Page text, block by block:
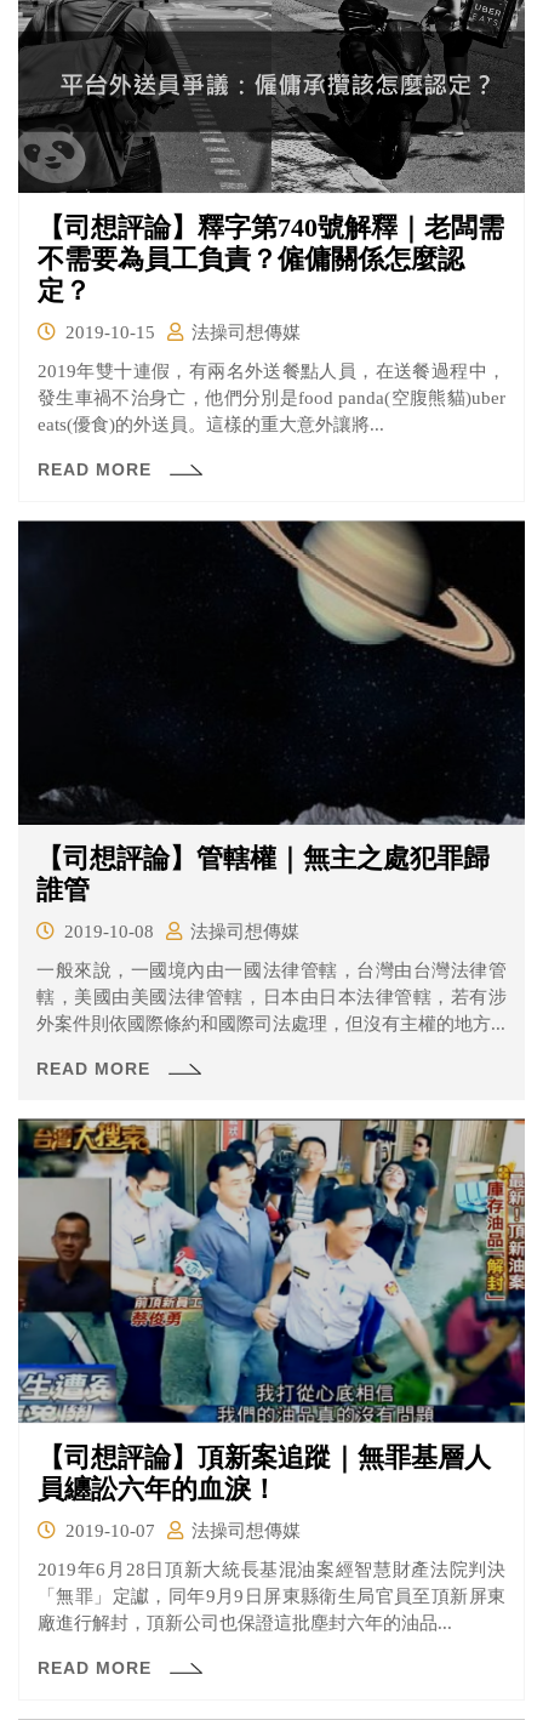
【司想評論】釋字第740號解釋｜老闆需
不需要為員工負責？僱傭關係怎麼認
定？
2019-10-15
法操司想傳媒
2019年雙十連假，有兩名外送餐點人員，在送餐過程中，
發生車禍不治身亡，他們分別是food panda(空腹熊貓)uber
eats(優食)的外送員。這樣的重大意外讓將...
READ MORE
【司想評論】管轄權｜無主之處犯罪歸
誰管
2019-10-08
法操司想傳媒
一般來說，一國境內由一國法律管轄，台灣由台灣法律管
轄，美國由美國法律管轄，日本由日本法律管轄，若有涉
外案件則依國際條約和國際司法處理，但沒有主權的地方...
READ MORE
【司想評論】頂新案追蹤｜無罪基層人
員纏訟六年的血淚！
2019-10-07
法操司想傳媒
2019年6月28日頂新大統長基混油案經智慧財產法院判決
「無罪」定讞，同年9月9日屏東縣衛生局官員至頂新屏東
廠進行解封，頂新公司也保證這批塵封六年的油品...
READ MORE